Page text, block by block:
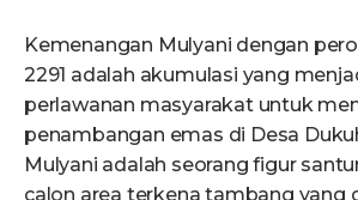
Kemenangan Mulyani dengan
2291 adalah akumulasi yang
perlawanan masyarakat untuk
penambangan emas di Desa
Mulyani adalah seorang figur
calon area terkena tambang yang